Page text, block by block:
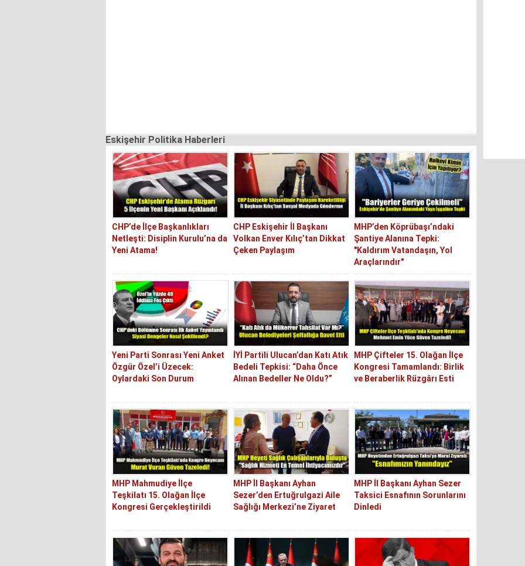
Eskişehir Politika Haberleri
CHP’de İlçe Başkanlıkları
Netleşti: Disiplin Kurulu’na da
Yeni Atama!
CHP Eskişehir İl Başkanı
Volkan Enver Kılıç’tan Dikkat
Çeken Paylaşım
MHP’den Köprübaşı’ndaki
Şantiye Alanına Tepki:
"Kaldırım Vatandaşın, Yol
Araçlarındır"
Yeni Parti Sonrası Yeni Anket
Özgür Özel’i Üzecek:
Oylardaki Son Durum
İYİ Partili Ulucan’dan Katı Atık
Bedeli Tepkisi: “Daha Önce
Alınan Bedeller Ne Oldu?”
MHP Çifteler 15. Olağan İlçe
Kongresi Tamamlandı: Birlik
ve Beraberlik Rüzgârı Esti
MHP Mahmudiye İlçe
Teşkilatı 15. Olağan İlçe
Kongresi Gerçekleştirildi
MHP İl Başkanı Ayhan
Sezer’den Ertuğrulgazi Aile
Sağlığı Merkezi’ne Ziyaret
MHP İl Başkanı Ayhan Sezer
Taksici Esnafının Sorunlarını
Dinledi